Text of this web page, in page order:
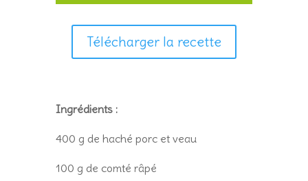
Télécharger la recette
Ingrédients :
400 g de haché porc et veau
100 g de comté râpé